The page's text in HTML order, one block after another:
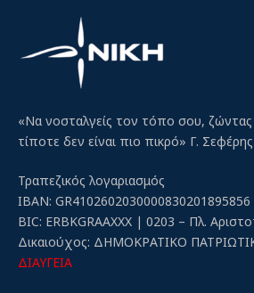
«Να νοσταλγείς τον τόπο σου,
τίποτε δεν είναι πιο πικρό» Γ. Σεφέρης
Τραπεζικός λογαριασμός
IBAN: GR4102602030000830201895856
BIC: ERBKGRAAXXX | 0203 – Πλ.
Δικαιούχος: ΔΗΜΟΚΡΑΤΙΚΟ
ΔΙΑΥΓΕΙΑ